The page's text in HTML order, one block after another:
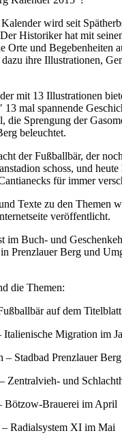
wird seit
Historiker hat mit
Orte und Begebenheiten
ihre Illustrationen,
mit 13 Illustrationen
13 mal spannende
die Sprengung der
beleuchtet.
der Fußballbär, der
schoss, und heute
für immer
Texte zu den Themen
veröffentlicht.
im Buch- und
Prenzlauer Berg und
die Themen:
auf dem Titelblatt
Italienische Migration im
– Stadbad Prenzlauer
Zentralvieh- und
Bötzow-Brauerei im April
Radialsystem XI im Mai